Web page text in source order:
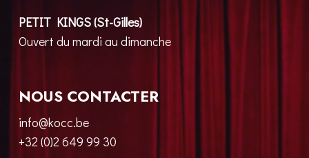
PETIT KINGS (St-Gilles)
Ouvert du mardi au dimanche
NOUS CONTACTER
info@kocc.be
+32 (0)2 649 99 30